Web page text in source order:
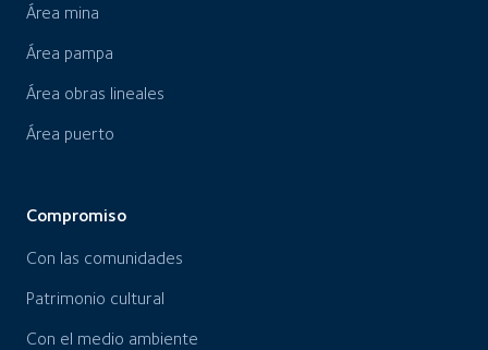
Área mina
Área pampa
Área obras lineales
Área puerto
Compromiso
Con las comunidades
Patrimonio cultural
Con el medio ambiente